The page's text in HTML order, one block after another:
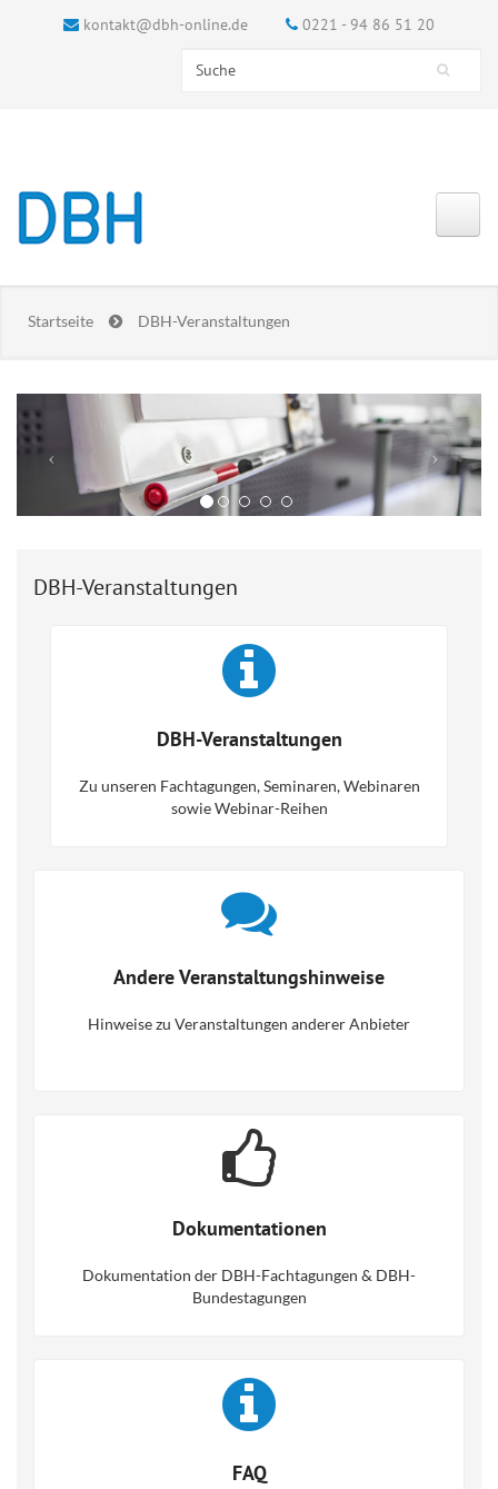
kontakt@dbh-online.de 0221 - 94 86 51 20
Suchformular
Search this site
Startseite DBH-Veranstaltungen
Previous Next
DBH-Veranstaltungen
DBH-Veranstaltungen
Zu unseren Fachtagungen, Seminaren, Webinaren
sowie Webinar-Reihen
Andere Veranstaltungshinweise
Hinweise zu Veranstaltungen anderer Anbieter
Dokumentationen
Dokumentation der DBH-Fachtagungen & DBH-
Bundestagungen
FAQ